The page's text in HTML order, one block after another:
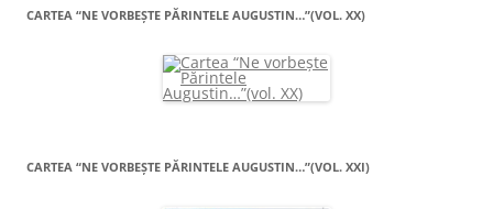
CARTEA “NE VORBEŞTE PĂRINTELE AUGUSTIN…”(VOL. XX)
CARTEA “NE VORBEŞTE PĂRINTELE AUGUSTIN…”(VOL. XXI)